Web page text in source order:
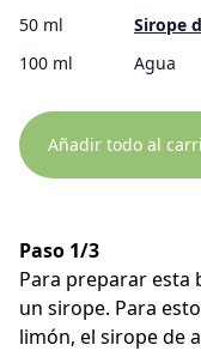
50 ml
Sirope
100 ml
Agua
Añadir todo al
Paso 1/3
Para preparar
un sirope. Para
limón, el sirope de